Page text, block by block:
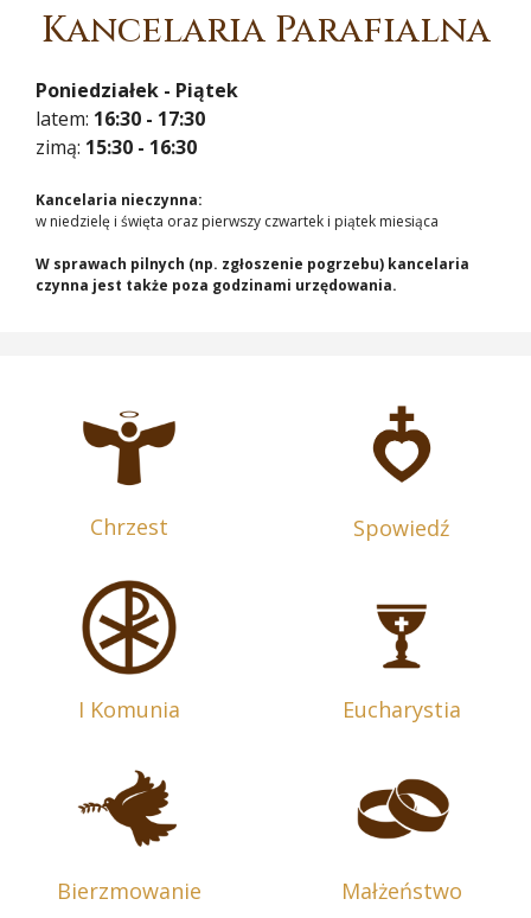
Kancelaria Parafialna
Poniedziałek - Piątek
latem: 16:30 - 17:30
zimą: 15:30 - 16:30
Kancelaria nieczynna:
w niedzielę i święta oraz pierwszy czwartek i piątek miesiąca
W sprawach pilnych (np. zgłoszenie pogrzebu) kancelaria
czynna jest także poza godzinami urzędowania.
Chrzest Spowiedź
I Komunia Eucharystia
Bierzmowanie Małżeństwo